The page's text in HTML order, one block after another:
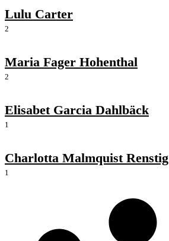
Lulu Carter
2
Maria Fager Hohenthal
2
Elisabet Garcia Dahlbäck
1
Charlotta Malmquist Renstig
1